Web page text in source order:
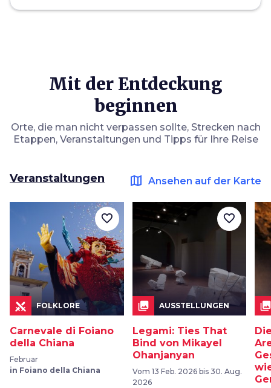
Mit der Entdeckung
beginnen
Orte, die man nicht verpassen sollte, Strecken nach
Etappen, Veranstaltungen und Tipps für Ihre Reise
Veranstaltungen map Ansehen auf der Karte
FOLKLORE
Carnevale di Foiano
della Chiana
Februar
in Foiano della Chiana
favorite_border
collections AUSSTELLUNGEN
Legami: Ties That
Bind von Mikayel
Ohanjanyan
Vom 13 Feb. 2026 bis 30. Aug.
2026
favorite_border